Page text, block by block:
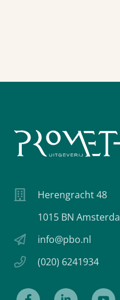
Herengracht 48
1015 BN
info@pbo.nl
(020) 6241934